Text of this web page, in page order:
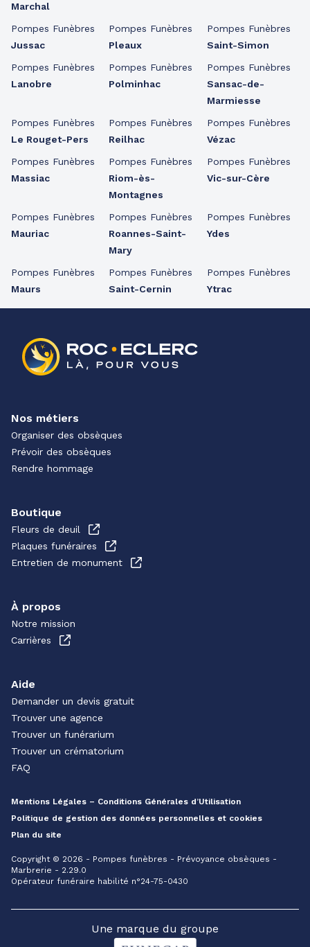
Marchal
Pompes Funèbres
Jussac
Pompes Funèbres
Lanobre
Pompes Funèbres
Le Rouget-Pers
Pompes Funèbres
Massiac
Pompes Funèbres
Mauriac
Pompes Funèbres
Maurs
Pompes Funèbres
Pleaux
Pompes Funèbres
Polminhac
Pompes Funèbres
Reilhac
Pompes Funèbres
Riom-ès-
Montagnes
Pompes Funèbres
Roannes-Saint-
Mary
Pompes Funèbres
Saint-Cernin
Pompes Funèbres
Saint-Simon
Pompes Funèbres
Sansac-de-
Marmiesse
Pompes Funèbres
Vézac
Pompes Funèbres
Vic-sur-Cère
Pompes Funèbres
Ydes
Pompes Funèbres
Ytrac
Nos métiers
Organiser des obsèques
Prévoir des obsèques
Rendre hommage
Boutique
Fleurs de deuil
Plaques funéraires
Entretien de monument
À propos
Notre mission
Carrières
Aide
Demander un devis gratuit
Trouver une agence
Trouver un funérarium
Trouver un crématorium
FAQ
Mentions Légales – Conditions Générales d’Utilisation
Politique de gestion des données personnelles et cookies
Plan du site
Copyright © 2026 - Pompes funèbres - Prévoyance obsèques -
Marbrerie - 2.29.0
Opérateur funéraire habilité n°24-75-0430
Une marque du groupe